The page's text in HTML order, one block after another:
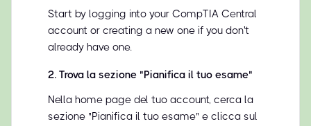
Start by logging into your CompTIA Central
account or creating a new one if you don't
already have one.
2. Trova la sezione "Pianifica il tuo esame"
Nella home page del tuo account, cerca la
sezione "Pianifica il tuo esame" e clicca sul